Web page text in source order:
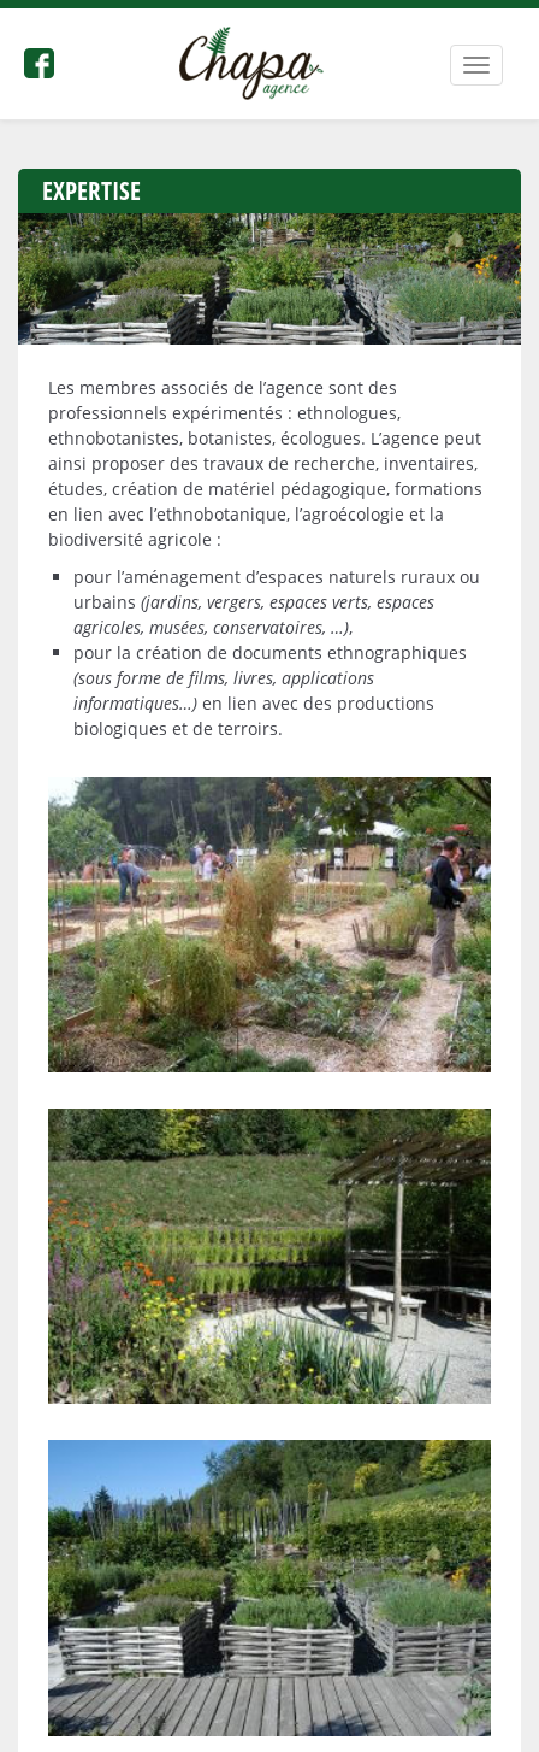
la
EXPERTISE
Les membres associés de l’agence sont des
professionnels expérimentés : ethnologues,
ethnobotanistes, botanistes, écologues. L’agence peut
ainsi proposer des travaux de recherche, inventaires,
études, création de matériel pédagogique, formations
en lien avec l’ethnobotanique, l’agroécologie et la
biodiversité agricole :
pour l’aménagement d’espaces naturels ruraux ou
urbains (jardins, vergers, espaces verts, espaces
agricoles, musées, conservatoires, …),
pour la création de documents ethnographiques
(sous forme de films, livres, applications
informatiques…) en lien avec des productions
biologiques et de terroirs.